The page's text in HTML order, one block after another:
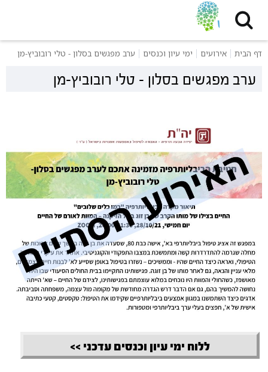
דף הבית אירועים ימי עיון וכנסים ערב מפגשים בסלון - טלי רובוביץ-מן
ערב מפגשים בסלון - טלי רובוביץ-מן
ללוח ימי עיון וכנסים עדכני >>